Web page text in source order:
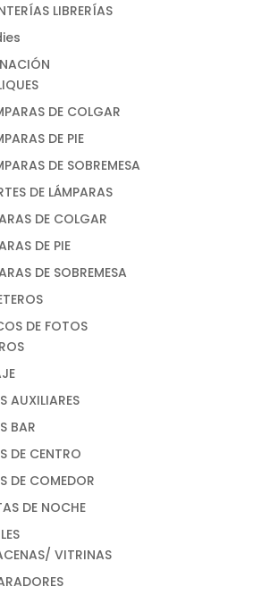
LIBRERÍAS
DE COLGAR
DE PIE
DE SOBREMESA
DE LÁMPARAS
DE COLGAR
DE PIE
DE SOBREMESA
DE FOTOS
AUXILIARES
BAR
DE CENTRO
DE COMEDOR
DE NOCHE
VITRINAS